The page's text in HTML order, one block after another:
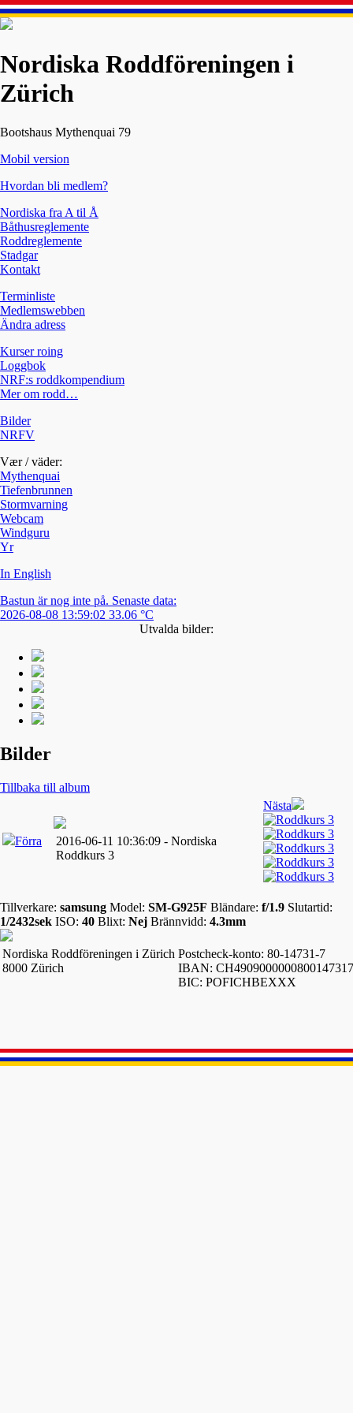
Nordiska Roddföreningen i
Zürich
Bootshaus Mythenquai 79
Mobil version
Hvordan bli medlem?
Nordiska fra A til Å
Båthusreglemente
Roddreglemente
Stadgar
Kontakt
Terminliste
Medlemswebben
Ändra adress
Kurser roing
Loggbok
NRF:s roddkompendium
Mer om rodd…
Bilder
NRFV
Vær / väder:
Mythenquai
Tiefenbrunnen
Stormvarning
Webcam
Windguru
Yr
In English
Bastun är nog inte på. Senaste data:
2026-08-08 13:59:02 33.06 °C
Utvalda bilder:
Bilder
Tillbaka till album
Förra
2016-06-11 10:36:09 - Nordiska
Roddkurs 3
Nästa
Tillverkare: samsung Model: SM-G925F Bländare: f/1.9 Slutartid:
1/2432sek ISO: 40 Blixt: Nej Brännvidd: 4.3mm
Nordiska Roddföreningen i Zürich
8000 Zürich
Postcheck-konto: 80-14731-7
IBAN: CH4909000000800147317
BIC: POFICHBEXXX